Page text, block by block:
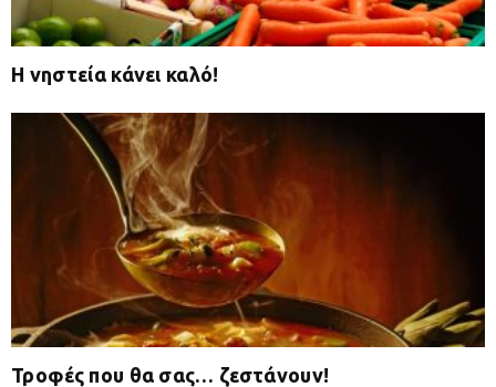
Η νηστεία κάνει καλό!
Τροφές που θα σας… ζεστάνουν!